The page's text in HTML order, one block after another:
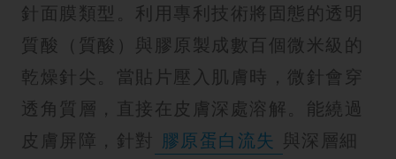
針面膜類型。利用專利技術將固態的透明
質酸（質酸）與膠原製成數百個微米級的
乾燥針尖。當貼片壓入肌膚時，微針會穿
透角質層，直接在皮膚深處溶解。能繞過
皮膚屏障，針對 膠原蛋白流失 與深層細